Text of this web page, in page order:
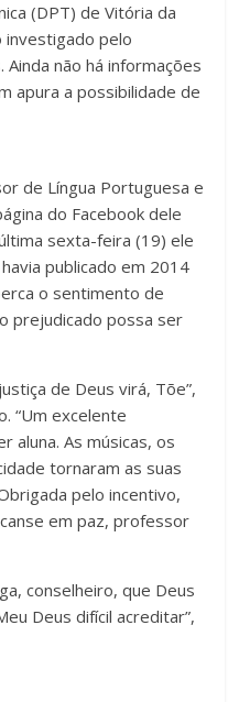
(DPT) de Vitória da
investigado pelo
não há informações
apura a possibilidade de
de Língua Portuguesa e
do Facebook dele
sexta-feira (19) ele
publicado em 2014
o sentimento de
prejudicado possa ser
de Deus virá, Tõe”,
“Um excelente
aluna. As músicas, os
tornaram as suas
pelo incentivo,
em paz, professor
conselheiro, que Deus
Deus difícil acreditar”,